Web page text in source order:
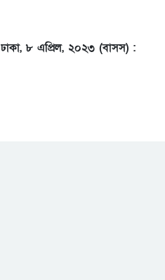
ঢাকা, ৮ এপ্রিল, ২০২৩ (বাসস) :